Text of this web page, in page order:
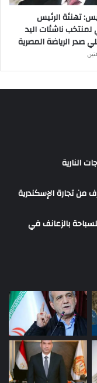
تهنئة الرئيس
ناشئات اليد
صدر الرياضة المصرية
النارية
من تجارة الإسكندرية
بالزعانف في